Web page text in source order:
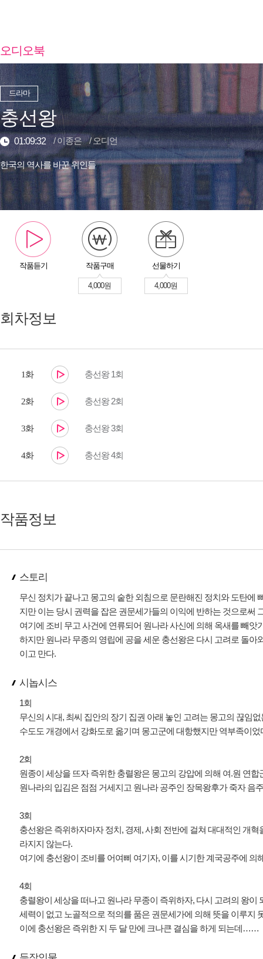
오디오북
드라마
충선왕
01:09:32 /이종은 /오디언
한국의 역사를 바꾼 위인들
작품듣기 작품구매
4,000원
선물하기
4,000원
회차정보
1화 충선왕 1회
2화 충선왕 2회
3화 충선왕 3회
4화 충선왕 4회
작품정보
스토리
무신 정치가 끝나고 몽고의 숱한 외침으로 문란해진 정치와 도탄에
지만 이는 당시 권력을 잡은 권문세가들의 이익에 반하는 것으로써
여기에 조비 무고 사건에 연류되어 원나라 사신에 의해 옥새를 빼앗
하지만 원나라 무종의 영립에 공을 세운 충선왕은 다시 고려로 돌
이고 만다.
시놉시스
1회
무신의 시대, 최씨 집안의 장기 집권 아래 놓인 고려는 몽고의 끊임
수도도 개경에서 강화도로 옮기며 몽고군에 대항했지만 역부족이
2회
원종이 세상을 뜨자 즉위한 충렬왕은 몽고의 강압에 의해 여.원 연
원나라의 입김은 점점 거세지고 원나라 공주인 장목왕후가 죽자
3회
충선왕은 즉위하자마자 정치, 경제, 사회 전반에 걸쳐 대대적인 개
라지지 않는다.
여기에 충선왕이 조비를 어여삐 여기자, 이를 시기한 계국공주에
4회
충렬왕이 세상을 떠나고 원나라 무종이 즉위하자, 다시 고려의 왕
세력이 없고 노골적으로 적의를 품은 권문세가에 의해 뜻을 이루지
이에 충선왕은 즉위한 지 두 달 만에 크나큰 결심을 하게 되는데……